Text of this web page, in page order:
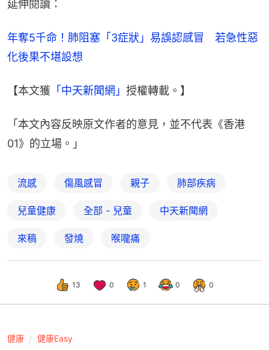
延伸閱讀：
年奪5千命！肺阻塞「3症狀」易誤認感冒　若急性惡
化後果不堪設想
【本文獲 「中天新聞網」 授權轉載。】
「本文內容反映原文作者的意見，並不代表《香港
01》的立場。」
流感 傷風感冒 親子 肺部疾病
兒童健康 全部 - 兒童 中天新聞網
來稿 發燒 喉嚨痛
13 0 1 0 0
健康 健康Easy